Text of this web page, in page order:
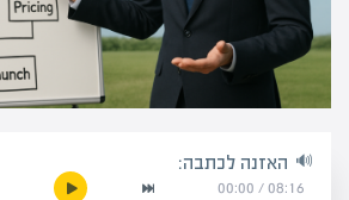
האזנה לכתבה:
08:16
/
00:00